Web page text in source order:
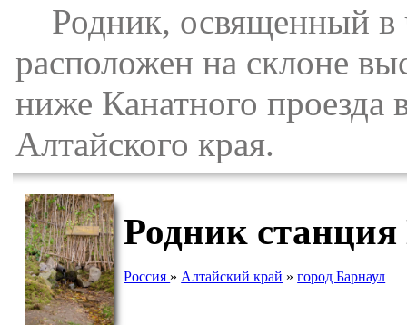
Родник, освященный в
расположен на склоне
ниже Канатного проезда
Алтайского края.
Родник станция
Россия » Алтайский край »город Барнаул